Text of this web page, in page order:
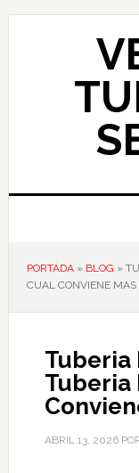
Skip
Skip
Skip
PORTADA» BLOG »
CUAL CONVIENE
Tuberia
Tuberia
ABRIL 13, 2026